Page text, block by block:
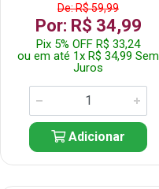
De: R$ 59,99
Por: R$ 34,99
Pix 5% OFF R$ 33,24
ou em até 1x R$ 34,99 Sem
Juros
Adicionar